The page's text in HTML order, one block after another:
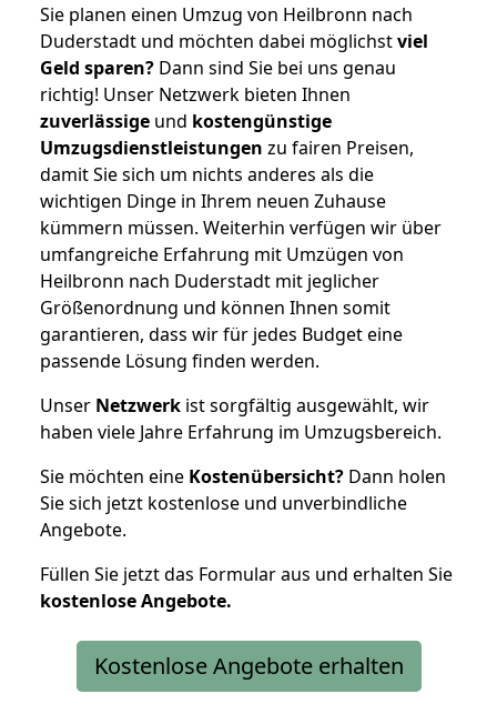
Sie planen einen Umzug von Heilbronn nach
Duderstadt und möchten dabei möglichstviel
Geld sparen? Dann sind Sie bei uns genau
richtig! Unser Netzwerk bieten Ihnen
zuverlässige und kostengünstige
Umzugsdienstleistungen zu fairen Preisen,
damit Sie sich um nichts anderes als die
wichtigen Dinge in Ihrem neuen Zuhause
kümmern müssen. Weiterhin verfügen wir über
umfangreiche Erfahrung mit Umzügen von
Heilbronn nach Duderstadt mit jeglicher
Größenordnung und können Ihnen somit
garantieren, dass wir für jedes Budget eine
passende Lösung finden werden.
Unser Netzwerk ist sorgfältig ausgewählt, wir
haben viele Jahre Erfahrung im Umzugsbereich.
Sie möchten eine Kostenübersicht? Dann holen
Sie sich jetzt kostenlose und unverbindliche
Angebote.
Füllen Sie jetzt das Formular aus und erhalten Sie
kostenloseAngebote.
Kostenlose Angebote erhalten